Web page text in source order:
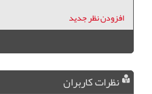
افزودن نظر جدید
نظرات کاربران